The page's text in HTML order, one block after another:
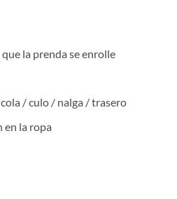
la prenda se enrolle
/ culo / nalga / trasero
en la ropa